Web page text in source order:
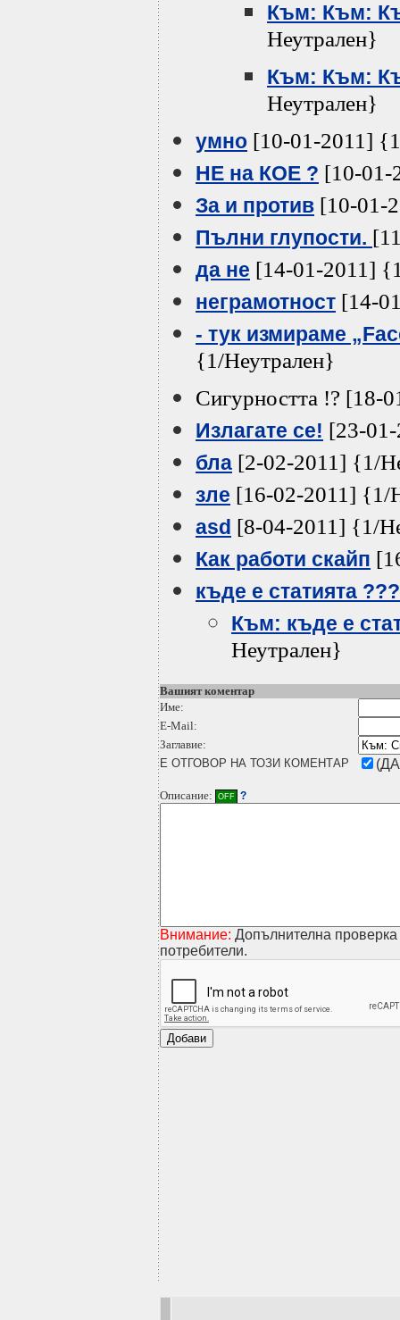
Към: Към:
Неутрален}
Към: Към:
Неутрален}
умно [10-01-2011]
НЕ на КОЕ ? [10-01-
За и против [10-01-
Пълни глупости.
да не [14-01-2011]
неграмотност [14-
- тук измираме
{1/Неутрален}
Сигурността !? [18-
Излагате се! [23-
бла [2-02-2011] {1/
зле [16-02-2011] {1/
asd [8-04-2011] {1/
Как работи скайп
къде е статията ???
Към: къде е
Неутрален}
Вашият коментар
Име:
E-Mail:
Заглавие:
Е ОТГОВОР НА ТОЗИ КОМЕНТАР
Описание: OFF ?
Внимание: Допълнителна
потребители.